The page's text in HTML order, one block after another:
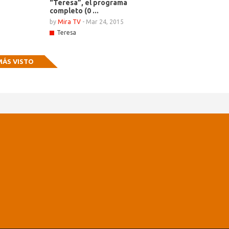
“Teresa”, el programa
completo (0 ...
by Mira TV - Mar 24, 2015
Teresa
VISTO